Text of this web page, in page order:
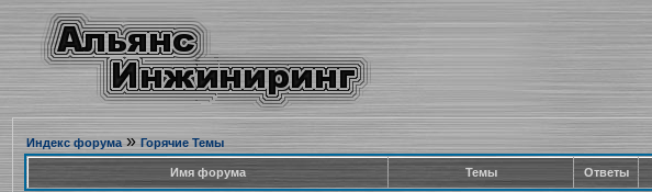
Индекс форума» Горячие Темы
Имя форума Темы Ответы